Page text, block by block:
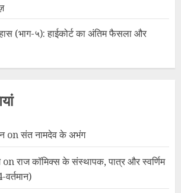
(भाग-५): हाईकोर्ट का अंतिम फैसला और
onसंत नामदेव के अभंग
onराज कॉमिक्स के संस्थापक, पात्र और स्वर्णिम